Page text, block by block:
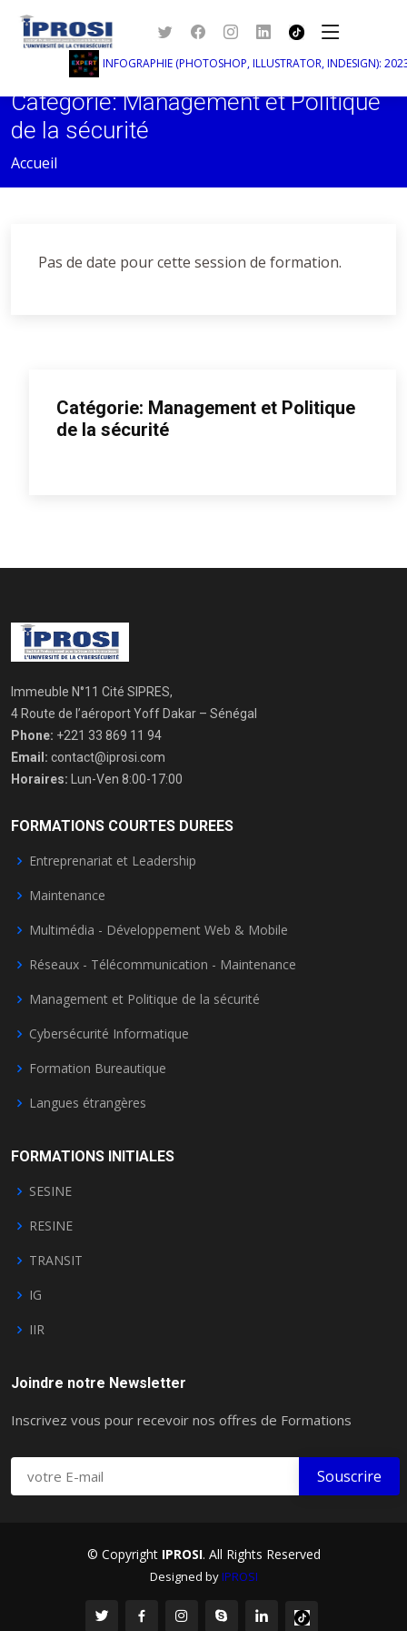
INFOGRAPHIE (PHOTOSHOP, ILLUSTRATOR, INDESIGN):
Catégorie: Management et Politique
de la sécurité
Accueil
Pas de date pour cette session de formation.
Catégorie: Management et Politique
de la sécurité
Immeuble N°11 Cité SIPRES,
4 Route de l’aéroport Yoff Dakar – Sénégal
Phone: +221 33 869 11 94
Email: contact@iprosi.com
Horaires: Lun-Ven 8:00-17:00
FORMATIONS COURTES DUREES
Entreprenariat et Leadership
Maintenance
Multimédia - Développement Web & Mobile
Réseaux - Télécommunication - Maintenance
Management et Politique de la sécurité
Cybersécurité Informatique
Formation Bureautique
Langues étrangères
FORMATIONS INITIALES
SESINE
RESINE
TRANSIT
IG
IIR
Joindre notre Newsletter
Inscrivez vous pour recevoir nos offres de Formations
© Copyright IPROSI. All Rights Reserved
Designed byIPROSI